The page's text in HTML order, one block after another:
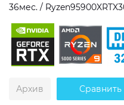
RGB-подсветка
Разблокированный
Сверхбыстрый M.2
36мес. /
Архив Сравнить